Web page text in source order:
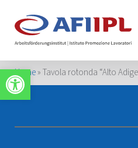
Apri la barra degli strumenti
Home»Tavola rotonda “Alto